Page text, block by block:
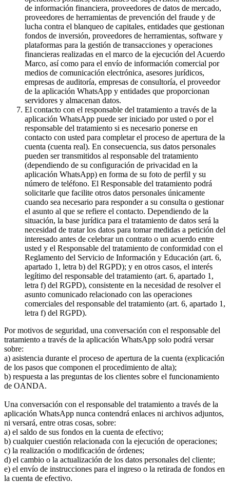
de información financiera, proveedores de datos de mercado,
proveedores de herramientas de prevención del fraude y de
lucha contra el blanqueo de capitales, entidades que gestionan
fondos de inversión, proveedores de herramientas, software y
plataformas para la gestión de transacciones y operaciones
financieras realizadas en el marco de la ejecución del Acuerdo
Marco, así como para el envío de información comercial por
medios de comunicación electrónica, asesores jurídicos,
empresas de auditoría, empresas de consultoría, el proveedor
de la aplicación WhatsApp y entidades que proporcionan
servidores y almacenan datos.
El contacto con el responsable del tratamiento a través de la
aplicación WhatsApp puede ser iniciado por usted o por el
responsable del tratamiento si es necesario ponerse en
contacto con usted para completar el proceso de apertura de la
cuenta (cuenta real). En consecuencia, sus datos personales
pueden ser transmitidos al responsable del tratamiento
(dependiendo de su configuración de privacidad en la
aplicación WhatsApp) en forma de su foto de perfil y su
número de teléfono. El Responsable del tratamiento podrá
solicitarle que facilite otros datos personales únicamente
cuando sea necesario para responder a su consulta o gestionar
el asunto al que se refiere el contacto. Dependiendo de la
situación, la base jurídica para el tratamiento de datos será la
necesidad de tratar los datos para tomar medidas a petición del
interesado antes de celebrar un contrato o un acuerdo entre
usted y el Responsable del tratamiento de conformidad con el
Reglamento del Servicio de Información y Educación (art. 6,
apartado 1, letra b) del RGPD); y en otros casos, el interés
legítimo del responsable del tratamiento (art. 6, apartado 1,
letra f) del RGPD), consistente en la necesidad de resolver el
asunto comunicado relacionado con las operaciones
comerciales del responsable del tratamiento (art. 6, apartado 1,
letra f) del RGPD).
Por motivos de seguridad, una conversación con el responsable del
tratamiento a través de la aplicación WhatsApp solo podrá versar
sobre:
a) asistencia durante el proceso de apertura de la cuenta (explicación
de los pasos que componen el procedimiento de alta);
b) respuesta a las preguntas de los clientes sobre el funcionamiento
de OANDA.
Una conversación con el responsable del tratamiento a través de la
aplicación WhatsApp nunca contendrá enlaces ni archivos adjuntos,
ni versará, entre otras cosas, sobre:
a) el saldo de sus fondos en la cuenta de efectivo;
b) cualquier cuestión relacionada con la ejecución de operaciones;
c) la realización o modificación de órdenes;
d) el cambio o la actualización de los datos personales del cliente;
e) el envío de instrucciones para el ingreso o la retirada de fondos en
la cuenta de efectivo.